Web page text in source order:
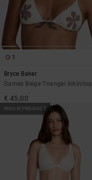
1
Bryce Baker
Dames Beige Triangel bikinitop
€ 45,00
NIEUW PRODUCT